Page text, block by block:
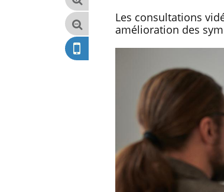
Les consultations
amélioration des